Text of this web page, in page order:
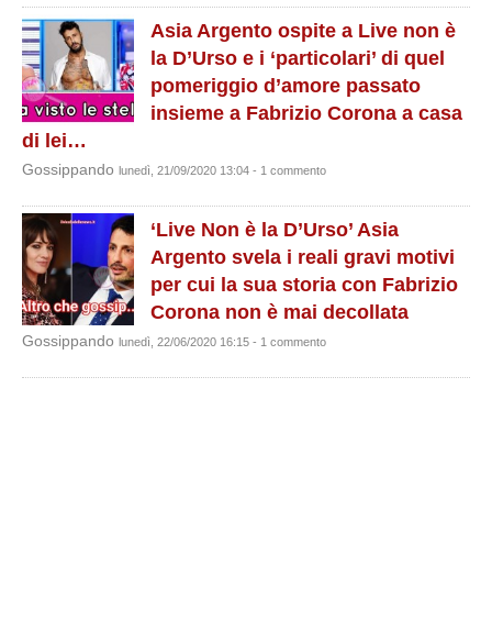
Asia Argento ospite a Live non è
la D’Urso e i ‘particolari’ di quel
pomeriggio d’amore passato
insieme a Fabrizio Corona a casa
di lei…
Gossippando lunedì, 21/09/2020 13:04 - 1 commento
‘Live Non è la D’Urso’ Asia
Argento svela i reali gravi motivi
per cui la sua storia con Fabrizio
Corona non è mai decollata
Gossippando lunedì, 22/06/2020 16:15 - 1 commento